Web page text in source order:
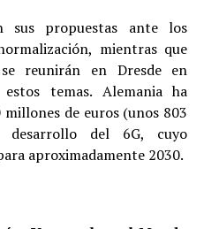
sus propuestas ante los
mientras que
reunirán en Dresde en
temas. Alemania ha
de euros (unos 803
del 6G, cuyo
aproximadamente 2030.